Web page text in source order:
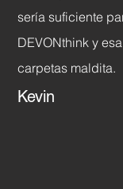
sería suficiente
DEVONthink y
carpetas maldita.
Kevin